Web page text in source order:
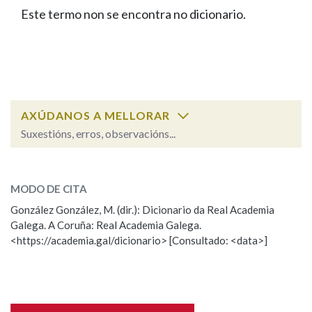
FIGURAS HOMENAXEADAS
PORTAL DAS PALABRAS
Facebook
TwitterYoutubeInstagram
Bluesky
BUSCAR NOS LEMAS
Remata por
BUSCAR NO CONTIDO
Nas definicións
Este termo non se encontra no dicionario.
AXÚDANOS A MELLORAR
Suxestións, erros, observacións...
Observación
Nome
MODO DE CITA
González González, M. (dir.): Dicionario da Real Academia
Galega. A Coruña: Real Academia Galega.
<https://academia.gal/dicionario> [Consultado: <data>]